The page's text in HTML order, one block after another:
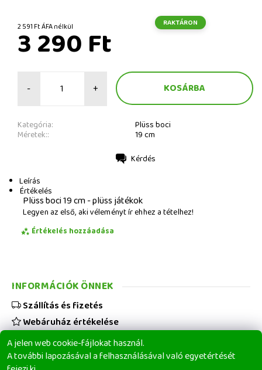
2 591 Ft ÁFA nélkül RAKTÁRON
3 290 Ft
- +
Kategória: Plüss boci
Méretek:: 19 cm
Kérdés
Leírás
Értékelés
Plüss boci 19 cm - plüss játékok
Legyen az első, aki véleményt ír ehhez a tételhez!
Értékelés hozzáadása
A jelen web cookie-fájlokat használ.
A további lapozásával a felhasználásával való egyetértését
INFORMÁCIÓK ÖNNEK
Szállítás és fizetés
Webáruház értékelése
Viszonteladóknak
Üzleti feltételek